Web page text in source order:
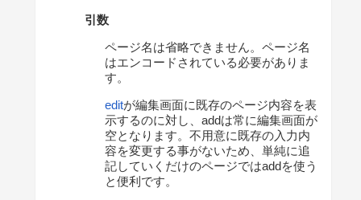
引数
ページ名は省略できません。ページ名
はエンコードされている必要がありま
す。
editが編集画面に既存のページ内容を表
示するのに対し、addは常に編集画面が
空となります。不用意に既存の入力内
容を変更する事がないため、単純に追
記していくだけのページではaddを使う
と便利です。